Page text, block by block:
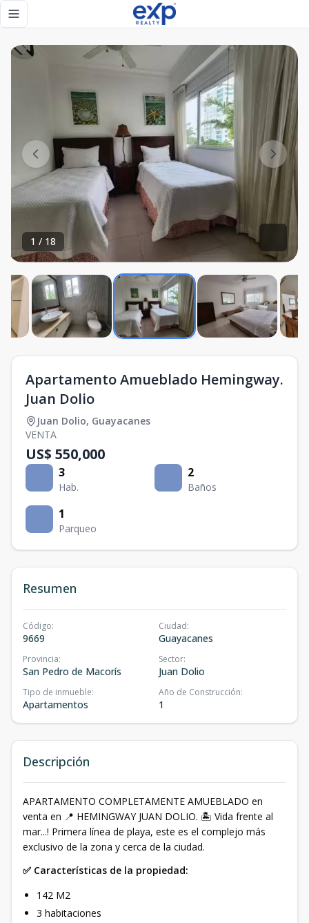
Toggle navigation menu
1 / 18
Apartamento Amueblado Hemingway.
Juan Dolio
Juan Dolio, Guayacanes
VENTA
US$ 550,000
3
Hab.
2
Baños
1
Parqueo
Resumen
Código:
9669
Ciudad:
Guayacanes
Provincia:
San Pedro de Macorís
Sector:
Juan Dolio
Tipo de inmueble:
Apartamentos
Año de Construcción:
1
Descripción
APARTAMENTO COMPLETAMENTE AMUEBLADO en
venta en 📍 HEMINGWAY JUAN DOLIO. 🏝 Vida frente al
mar...! Primera línea de playa, este es el complejo más
exclusivo de la zona y cerca de la ciudad.
✅ Características de la propiedad:
142 M2
3 habitaciones
Apartamento Amueblado Hemingway. Juan Dolio - eXp